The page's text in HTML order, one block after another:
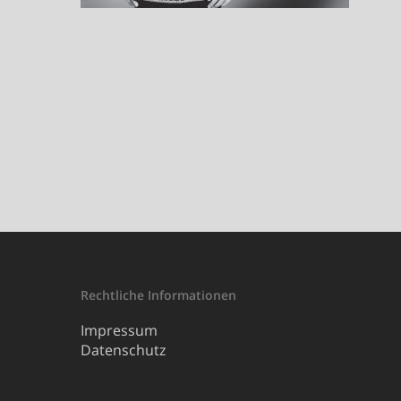
Rechtliche Informationen
Impressum
Datenschutz